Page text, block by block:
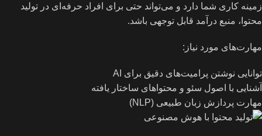
زمینه کاری شما دارد و می‌تواند حتی برای افراد حرفه‌ای در تولید
محتوا، منبع درآمد قابل توجهی باشد.
مهارت‌های مورد نیاز:
توانایی نوشتن پرامیت‌های دقیق برای AI
آشنایی با اصول سئو و محتواهای ساختار یافته
مهارت پردازش زبان طبیعی (NLP)